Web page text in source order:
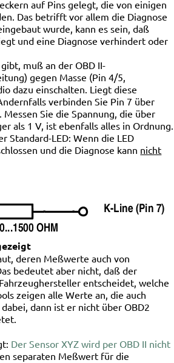
auf Pins gelegt, die von einigen
Das betrifft vor allem die Diagnose
wurde, kann es sein, daß
und eine Diagnose verhindert oder
muß an der OBD II-
gegen Masse (Pin 4/5,
dazu einschalten. Liegt diese
verbinden Sie Pin 7 über
Sie die Spannung, die über
als 1 V, ist ebenfalls alles in Ordnung.
Standard-LED: Wenn die LED
und die Diagnose kann nicht
deren Meßwerte auch von
bedeutet aber nicht, daß der
entscheidet, welche
zeigen alle Werte an, die auch
dann ist er nicht über OBD2
Der Sensor XYZ wird per OBD II nicht
separaten Meßwert für die